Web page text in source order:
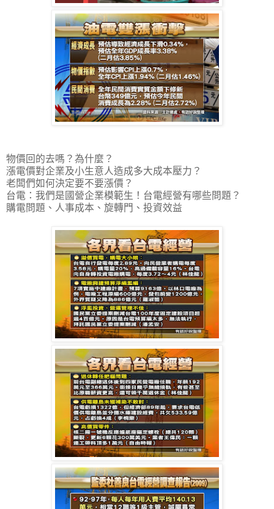
物價回的去嗎？為什麼？
漲電價對企業及小生意人造成多大成本壓力？
老闆們如何決定要不要漲價？
台電：我們是國營企業模範生！台電經營有哪些問題？
購電問題、人事成本、旋轉門、投資效益